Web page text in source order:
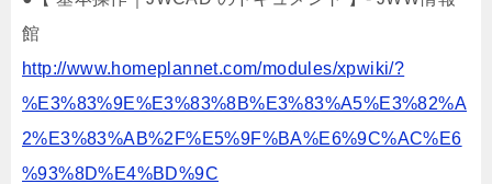
館
http://www.homeplannet.com/modules/xpwiki/?
%E3%83%9E%E3%83%8B%E3%83%A5%E3%82%A
2%E3%83%AB%2F%E5%9F%BA%E6%9C%AC%E6
%93%8D%E4%BD%9C